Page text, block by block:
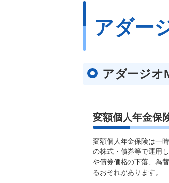
アダー
アダージオ
変額個人年金保
変額個人年金保険は一
の株式・債券等で運用
や債券価格の下落、為
るおそれがあります。